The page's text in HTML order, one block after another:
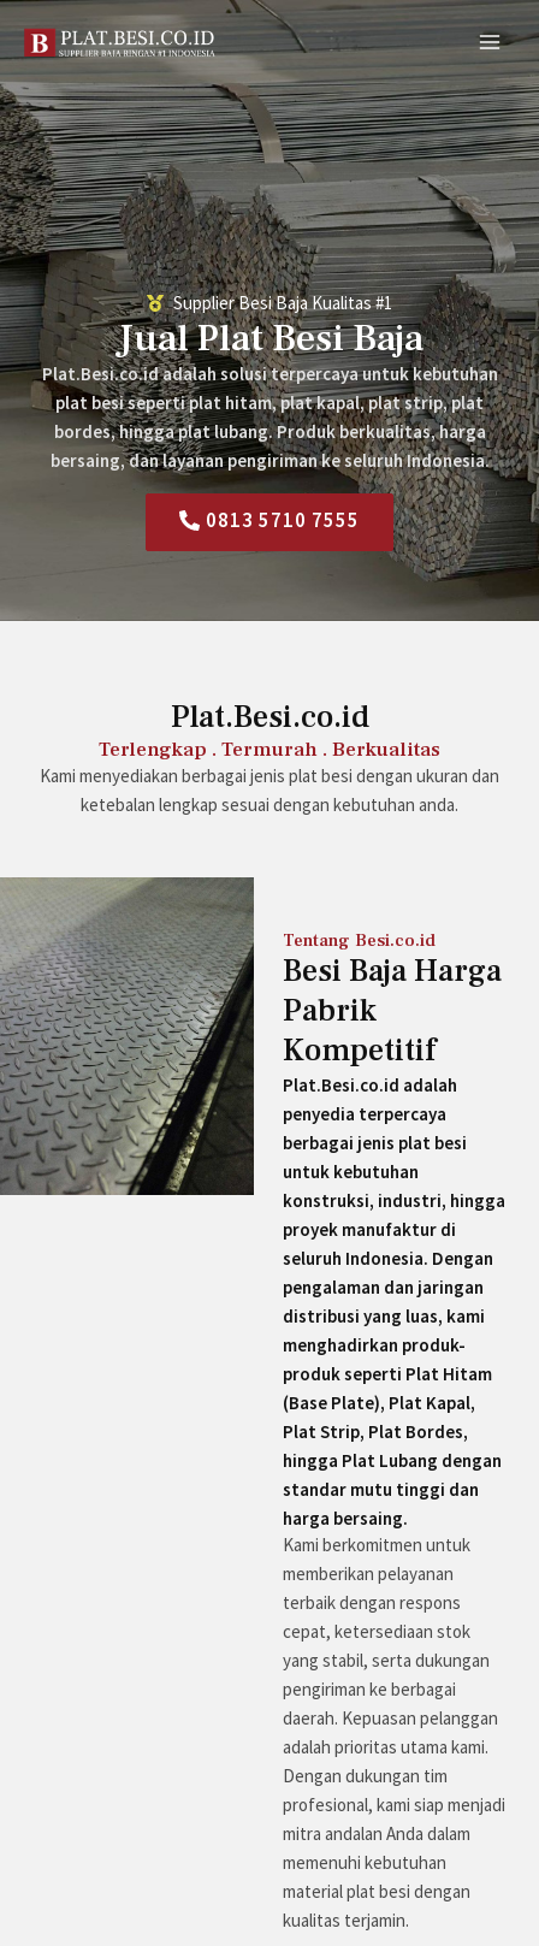
Skip
content
MAIN
Supplier Besi Baja Kualitas #1
Jual Plat Besi Baja
Plat.Besi.co.id adalah solusi terpercaya untuk kebutuhan
plat besi seperti plat hitam, plat kapal, plat strip, plat
bordes, hingga plat lubang. Produk berkualitas, harga
bersaing, dan layanan pengiriman ke seluruh Indonesia.
0813 5710 7555
Plat.Besi.co.id
Terlengkap . Termurah . Berkualitas
Kami menyediakan berbagai jenis plat besi dengan ukuran dan
ketebalan lengkap sesuai dengan kebutuhan anda.
Tentang Besi.co.id
Besi Baja Harga
Pabrik
Kompetitif
Plat.Besi.co.id adalah
penyedia terpercaya
berbagai jenis plat besi
untuk kebutuhan
konstruksi, industri, hingga
proyek manufaktur di
seluruh Indonesia. Dengan
pengalaman dan jaringan
distribusi yang luas, kami
menghadirkan produk-
produk seperti Plat Hitam
(Base Plate), Plat Kapal,
Plat Strip, Plat Bordes,
hingga Plat Lubang dengan
standar mutu tinggi dan
harga bersaing.
Kami berkomitmen untuk
memberikan pelayanan
terbaik dengan respons
cepat, ketersediaan stok
yang stabil, serta dukungan
pengiriman ke berbagai
daerah. Kepuasan pelanggan
adalah prioritas utama kami.
Dengan dukungan tim
profesional, kami siap menjadi
mitra andalan Anda dalam
memenuhi kebutuhan
material plat besi dengan
kualitas terjamin.